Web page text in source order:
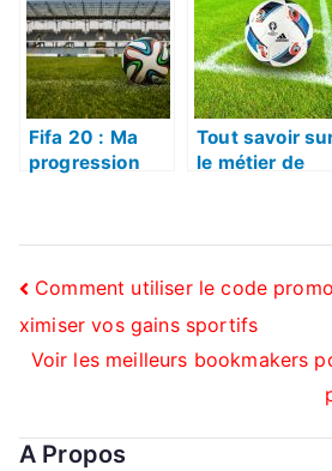
Fifa 20 : Ma
progression
Tout savoir
le métier de
Navigation
de
Comment utiliser le code
ximiser vos gains sportifs
Voir les meilleurs bookmakers
A Propos